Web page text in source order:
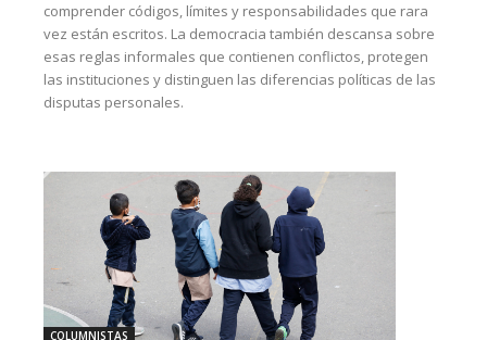
comprender códigos, límites y responsabilidades que rara
vez están escritos. La democracia también descansa sobre
esas reglas informales que contienen conflictos, protegen
las instituciones y distinguen las diferencias políticas de las
disputas personales.
COLUMNISTAS